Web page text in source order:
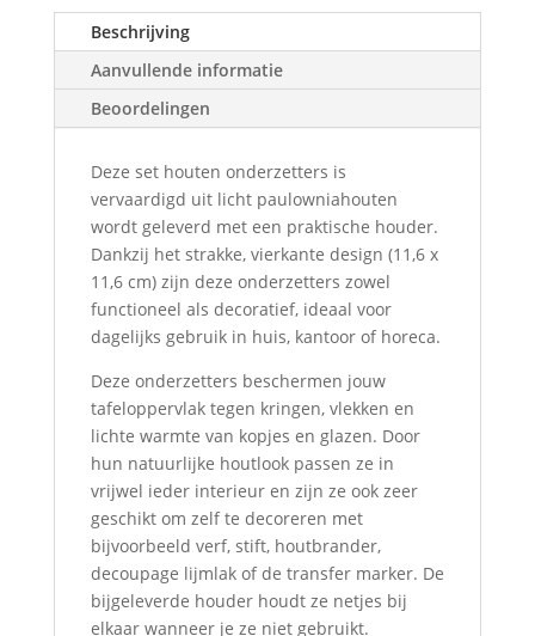
Beschrijving
Aanvullende informatie
Beoordelingen
Deze set houten onderzetters is
vervaardigd uit licht paulowniahouten
wordt geleverd met een praktische houder.
Dankzij het strakke, vierkante design (11,6 x
11,6 cm) zijn deze onderzetters zowel
functioneel als decoratief, ideaal voor
dagelijks gebruik in huis, kantoor of horeca.
Deze onderzetters beschermen jouw
tafeloppervlak tegen kringen, vlekken en
lichte warmte van kopjes en glazen. Door
hun natuurlijke houtlook passen ze in
vrijwel ieder interieur en zijn ze ook zeer
geschikt om zelf te decoreren met
bijvoorbeeld verf, stift, houtbrander,
decoupage lijmlak of de transfer marker. De
bijgeleverde houder houdt ze netjes bij
elkaar wanneer je ze niet gebruikt.